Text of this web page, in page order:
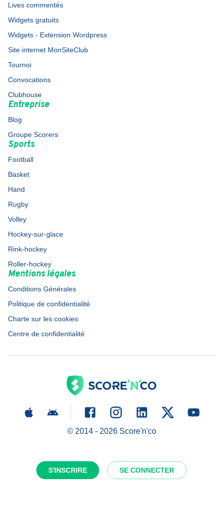
S'INSCRIRE SE CONNECTER
Lives commentés
Widgets gratuits
Widgets - Extension Wordpress
Site internet MonSiteClub
Tournoi
Convocations
Clubhouse
Entreprise
Blog
Groupe Scorers
Sports
Football
Basket
Hand
Rugby
Volley
Hockey-sur-glace
Rink-hockey
Roller-hockey
Mentions légales
Conditions Générales
Politique de confidentialité
Charte sur les cookies
Centre de confidentialité
© 2014 - 2026Score'n'co